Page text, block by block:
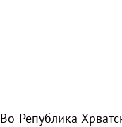
Во Република